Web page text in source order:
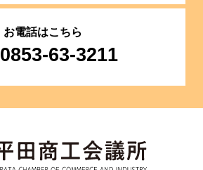
お電話はこちら
0853-63-3211